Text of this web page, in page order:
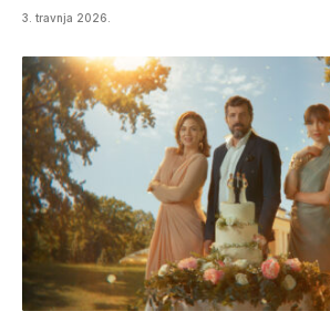
3. travnja 2026.